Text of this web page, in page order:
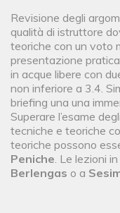
Revisione degli
qualità di istruttore
teoriche con un voto
presentazione
in acque libere con
non inferiore a 3.4.
briefing una una
Superare l’esame
tecniche e teoriche
teoriche possono
Peniche. Le lezioni
Berlengas o a